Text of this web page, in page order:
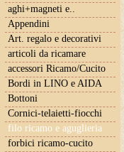
aghi+magneti e..
Appendini
Art. regalo e decorativi
articoli da ricamare
accessori Ricamo/Cucito
Bordi in LINO e AIDA
Bottoni
Cornici-telaietti-fiocchi
filo ricamo e aguglieria
forbici ricamo-cucito